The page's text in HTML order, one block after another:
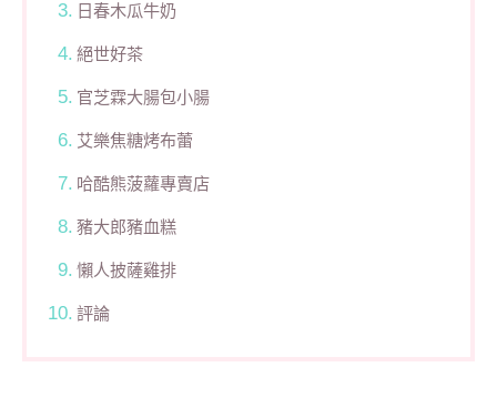
日春木瓜牛奶
絕世好茶
官芝霖大腸包小腸
艾樂焦糖烤布蕾
哈酷熊菠蘿專賣店
豬大郎豬血糕
懶人披薩雞排
評論